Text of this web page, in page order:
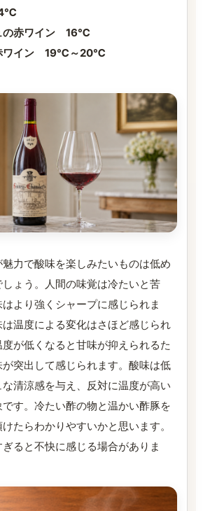
の赤ワイン 16℃
赤ワイン 19℃～20℃
力で酸味を楽しみたいものは低め
ょう。人間の味覚は冷たいと苦
より強くシャープに感じられま
温度による変化はさほど感じられ
度が低くなると甘味が抑えられるた
突出して感じられます。酸味は低
清涼感を与え、反対に温度が高い
す。冷たい酢の物と温かい酢豚を
たらわかりやすいかと思います。
ると不快に感じる場合がありま